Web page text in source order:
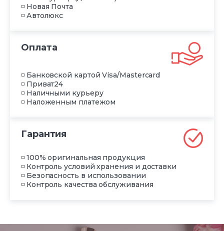
◽ Новая Почта
◽ Автолюкс
Оплата
◽ Банковской картой Visa/Mastercard
◽ Приват24
◽ Наличными курьеру
◽ Наложенным платежом
Гарантия
◽ 100% оригинальная продукция
◽ Контроль условий хранения и доставки
◽ Безопасность в использовании
◽ Контроль качества обслуживания